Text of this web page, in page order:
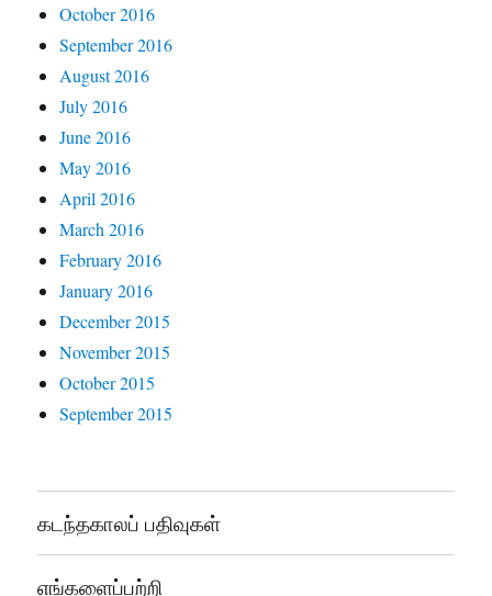
October 2016
September 2016
August 2016
July 2016
June 2016
May 2016
April 2016
March 2016
February 2016
January 2016
December 2015
November 2015
October 2015
September 2015
கடந்தகாலப் பதிவுகள்
எங்களைப்பற்றி